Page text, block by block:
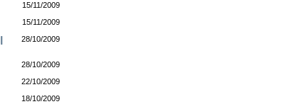
15/11/2009
15/11/2009
28/10/2009
28/10/2009
22/10/2009
18/10/2009